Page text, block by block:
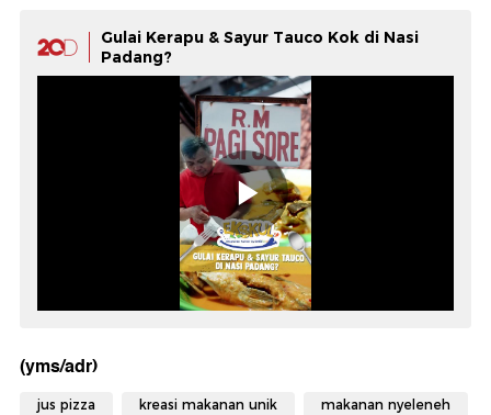
Gulai Kerapu & Sayur Tauco Kok di Nasi
Padang?
(yms/adr)
jus pizza kreasi makanan unik makanan nyeleneh